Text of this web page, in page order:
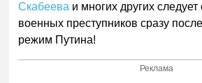
Скабеева и многих других следует
военных преступников сразу
режим Путина!
Реклама